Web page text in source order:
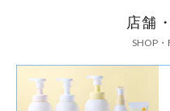
店舗
SHOP・